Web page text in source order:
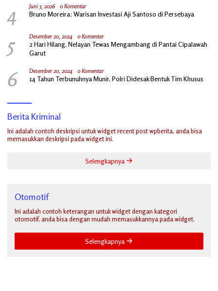
4 Juni 5, 2026 0 Komentar
Bruno Moreira: Warisan Investasi Aji Santoso di Persebaya
5 Desember 20, 2024 0 Komentar
2 Hari Hilang, Nelayan Tewas Mengambang di Pantai Cipalawah
Garut
6 Desember 20, 2024 0 Komentar
14 Tahun Terbunuhnya Munir, Polri Didesak Bentuk Tim Khusus
Berita Kriminal
Ini adalah contoh deskripsi untuk widget recent post wpberita, anda bisa
memasukkan deskripsi pada widget ini.
Selengkapnya
Otomotif
Ini adalah contoh keterangan untuk widget dengan kategori
otomotif, anda bisa dengan mudah memasukkannya pada widget.
Selengkapnya